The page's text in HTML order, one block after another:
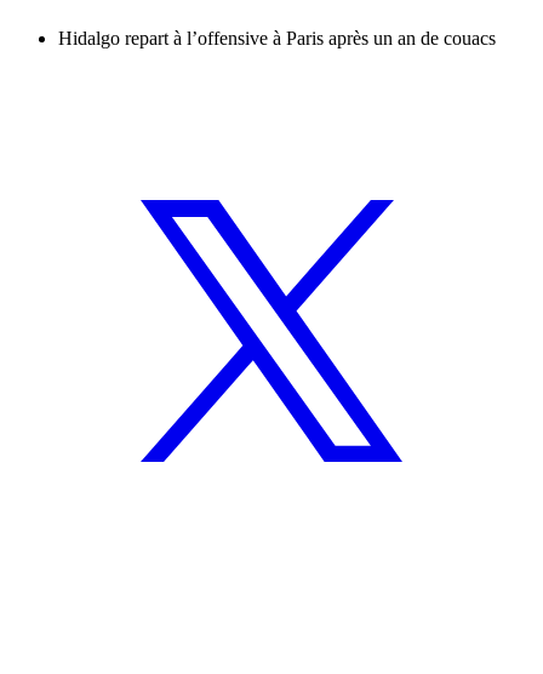
Hidalgo repart à l’offensive à Paris après un an de couacs